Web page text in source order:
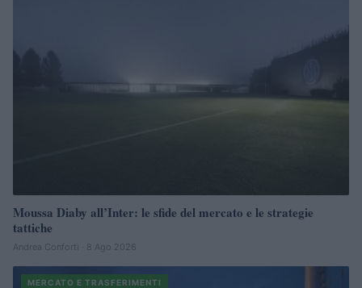
Moussa Diaby all’Inter: le sfide del mercato e le strategie
tattiche
Andrea Conforti · 8 Ago 2026
MERCATO E TRASFERIMENTI